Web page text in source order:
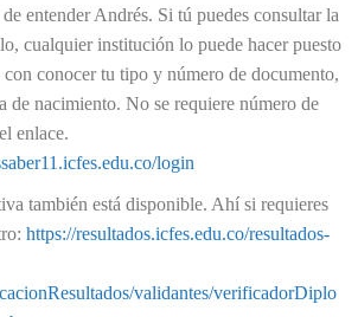
entender Andrés. Si tú puedes consultar la
cualquier institución lo puede hacer puesto
con conocer tu tipo y número de documento,
de nacimiento. No se requiere número de
enlace.
login
también está disponible. Ahí si requieres
https://resultados.icfes.edu.co/resultados-
validantes/verificadorDiplo